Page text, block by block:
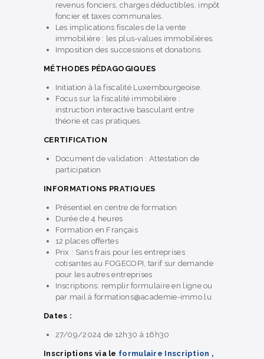
revenus fonciers, charges déductibles, impôt
foncier et taxes communales.
Les implications fiscales de la vente
immobilière : les plus-values immobilières.
Imposition des successions et donations.
MÉTHODES PÉDAGOGIQUES
Initiation à la fiscalité Luxembourgeoise.
Focus sur la fiscalité immobilière :
instruction interactive basculant entre
théorie et cas pratiques.
CERTIFICATION
Document de validation : Attestation de
participation
INFORMATIONS PRATIQUES
Présentiel en centre de formation
Durée de 4 heures
Formation en Français
12 places offertes
Prix : Sans frais pour les entreprises
cotisantes au FOGECOPI, tarif sur demande
pour les autres entreprises
Inscriptions: remplir formulaire en ligne ou
par mail à formations@academie-immo.lu
Dates :
27/09/2024 de 12h30 à 16h30
Inscriptions via le formulaire Inscription ,